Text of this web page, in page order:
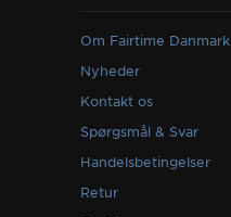
Om Fairtime Danmark
Nyheder
Kontakt os
Spørgsmål & Svar
Handelsbetingelser
Retur